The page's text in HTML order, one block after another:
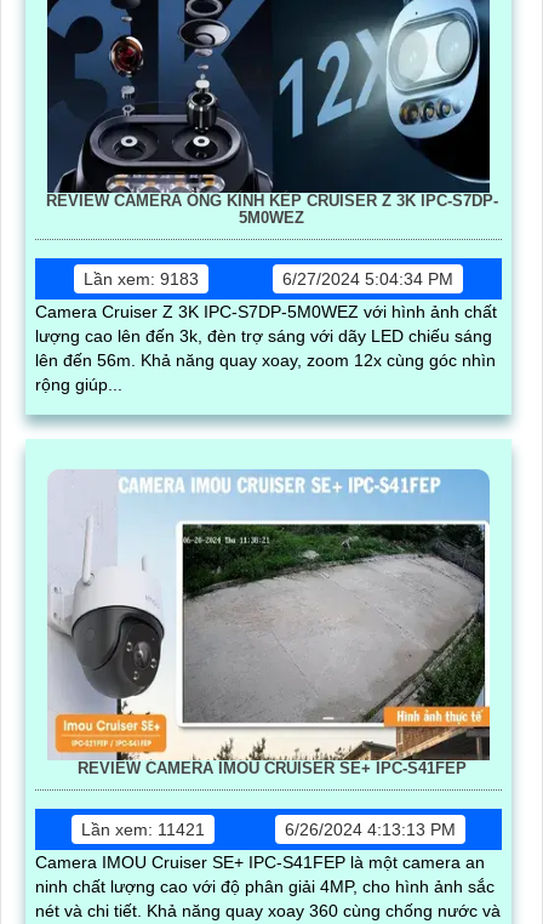
REVIEW CAMERA ỐNG KÍNH KÉP CRUISER Z 3K IPC-S7DP-
5M0WEZ
Lần xem: 9183
6/27/2024 5:04:34 PM
Camera Cruiser Z 3K IPC-S7DP-5M0WEZ với hình ảnh chất
lượng cao lên đến 3k, đèn trợ sáng với dãy LED chiếu sáng
lên đến 56m. Khả năng quay xoay, zoom 12x cùng góc nhìn
rộng giúp...
REVIEW CAMERA IMOU CRUISER SE+ IPC-S41FEP
Lần xem: 11421
6/26/2024 4:13:13 PM
Camera IMOU Cruiser SE+ IPC-S41FEP là một camera an
ninh chất lượng cao với độ phân giải 4MP, cho hình ảnh sắc
nét và chi tiết. Khả năng quay xoay 360 cùng chống nước và